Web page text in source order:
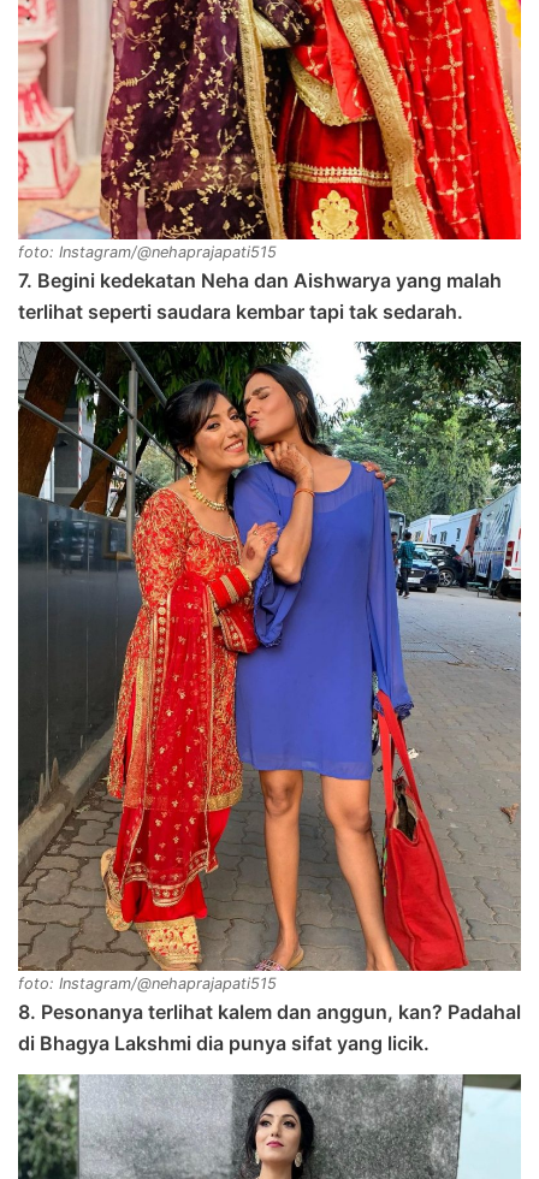
foto: Instagram/@nehaprajapati515
7. Begini kedekatan Neha dan Aishwarya yang malah
terlihat seperti saudara kembar tapi tak sedarah.
foto: Instagram/@nehaprajapati515
8. Pesonanya terlihat kalem dan anggun, kan? Padahal
di Bhagya Lakshmi dia punya sifat yang licik.